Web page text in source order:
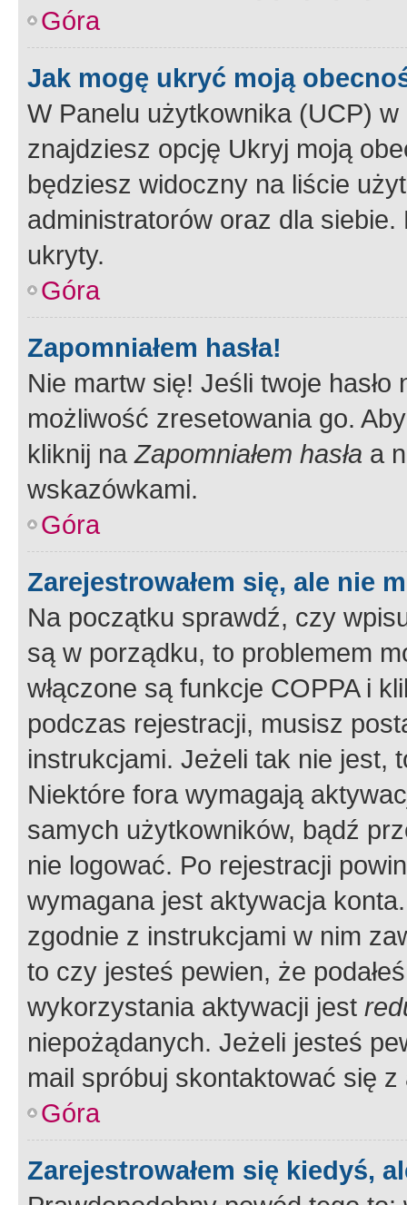
Góra
Jak mogę ukryć moją
W Panelu użytkownika (UCP) w
znajdziesz opcję Ukryj moją
będziesz widoczny na liście
administratorów oraz dla
ukryty.
Góra
Zapomniałem hasła!
Nie martw się! Jeśli twoje
możliwość zresetowania go.
kliknij naZapomniałem hasła a
wskazówkami.
Góra
Zarejestrowałem się, ale nie
Na początku sprawdź, czy
są w porządku, to problemem
włączone są funkcje COPPA i
podczas rejestracji, musisz
instrukcjami. Jeżeli tak nie jest,
Niektóre fora wymagają
samych użytkowników, bądź
nie logować. Po rejestracji
wymagana jest aktywacja
zgodnie z instrukcjami w nim
to czy jesteś pewien, że
wykorzystania aktywacji jest
niepożądanych. Jeżeli jesteś
mail spróbuj skontaktować się
Góra
Zarejestrowałem się kiedyś,